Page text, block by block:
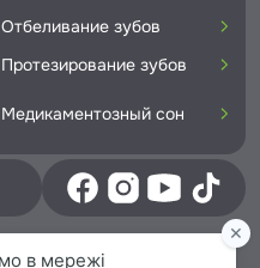
Отбеливание зубов
Протезирование зубов
Медикаментозный сон